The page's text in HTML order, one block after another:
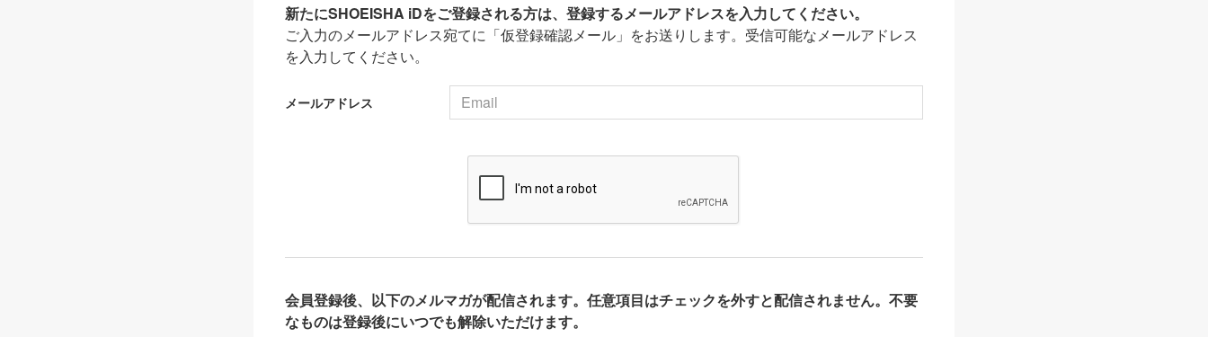
新たにSHOEISHA iDをご登録される方は、登録するメールアドレスを入力してください。
ご入力のメールアドレス宛てに「仮登録確認メール」をお送りします。受信可能なメールアドレス
を入力してください。
メールアドレス
会員登録後、以下のメルマガが配信されます。任意項目はチェックを外すと配信されません。不要
なものは登録後にいつでも解除いただけます。